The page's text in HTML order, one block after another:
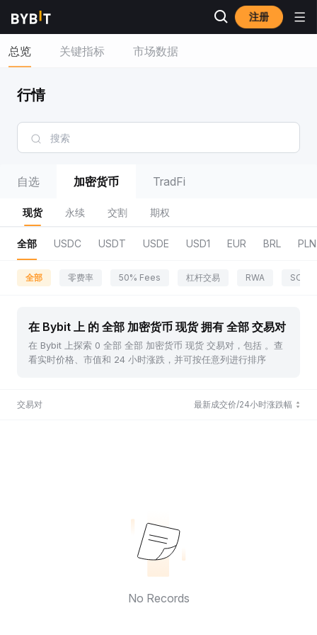
注册
总览 关键指标 市场数据
行情
自选 加密货币 TradFi
现货 永续 交割 期权
全部 USDC USDT USDE USD1 EUR BRL PLN
全部 零费率 50% Fees 杠杆交易 RWA SOL
在 Bybit 上 的 全部 加密货币 现货 拥有 全部 交易对
在 Bybit 上探索 0 全部 全部 加密货币 现货 交易对，包括 。查
看实时价格、市值和 24 小时涨跌，并可按任意列进行排序
交易对 最新成交价/24小时涨跌幅
No Records